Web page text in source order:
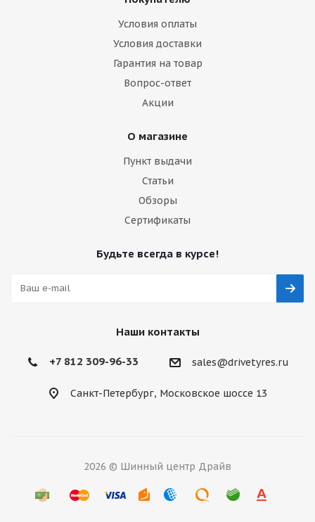
Условия оплаты
Условия доставки
Гарантия на товар
Вопрос-ответ
Акции
О магазине
Пункт выдачи
Статьи
Обзоры
Сертификаты
Будьте всегда в курсе!
Наши контакты
+7 812 309-96-33 sales@drivetyres.ru
Санкт-Петербург, Московское шоссе 13
2026 © Шинный центр Драйв